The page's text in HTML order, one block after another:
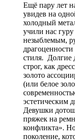
Ещё пару лет
увидев на
холодный
учили нас гуру
незыблемым,
стиля. Долгие
строг, как
золото
(или белое
эстетическим
Девушки
пряжек на
конфликта».
поколение,